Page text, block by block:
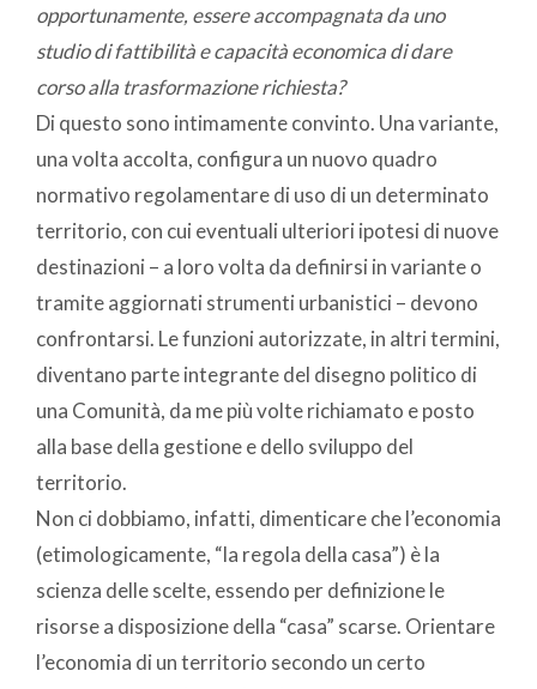
opportunamente, essere accompagnata da uno
studio di fattibilità e capacità economica di dare
corso alla trasformazione richiesta?
Di questo sono intimamente convinto. Una variante,
una volta accolta, configura un nuovo quadro
normativo regolamentare di uso di un determinato
territorio, con cui eventuali ulteriori ipotesi di nuove
destinazioni – a loro volta da definirsi in variante o
tramite aggiornati strumenti urbanistici – devono
confrontarsi. Le funzioni autorizzate, in altri termini,
diventano parte integrante del disegno politico di
una Comunità, da me più volte richiamato e posto
alla base della gestione e dello sviluppo del
territorio.
Non ci dobbiamo, infatti, dimenticare che l’economia
(etimologicamente, “la regola della casa”) è la
scienza delle scelte, essendo per definizione le
risorse a disposizione della “casa” scarse. Orientare
l’economia di un territorio secondo un certo